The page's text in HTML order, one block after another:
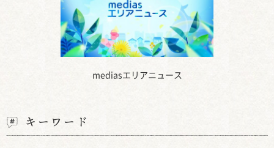
mediasエリアニュース
キーワード